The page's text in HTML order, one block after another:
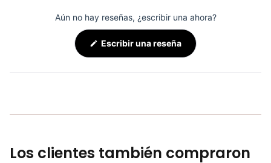
Aún no hay reseñas, ¿escribir una ahora?
Escribir una reseña(Se
abre
en
nueva
Los clientes también compraron